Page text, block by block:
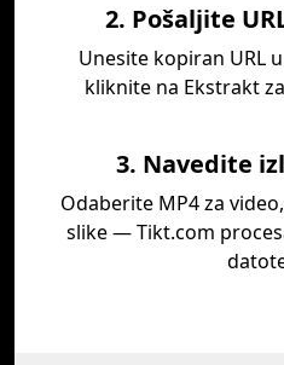
2. Pošaljite
Unesite kopiran URL
kliknite na Ekstrakt
3. Navedite
Odaberite MP4 za
slike — Tikt.com